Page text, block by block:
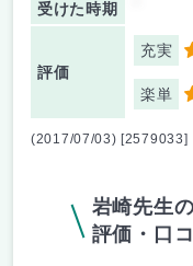
受けた時期
評価
充実 3
楽単 5
(2017/07/03) [2579033]
岩崎先生
評価・口